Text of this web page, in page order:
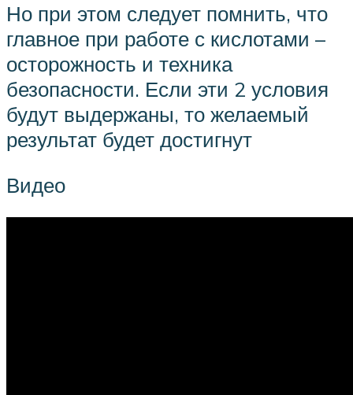
Но при этом следует помнить, что
главное при работе с кислотами –
осторожность и техника
безопасности. Если эти 2 условия
будут выдержаны, то желаемый
результат будет достигнут
Видео